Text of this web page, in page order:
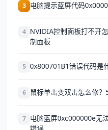
3 电脑提示蓝屏代码
4 NVIDIA控制面板打不开
制面板
5 0x800701B1错误代码是
6 鼠标单击变双击怎么修
7 电脑蓝屏0xc000000e无